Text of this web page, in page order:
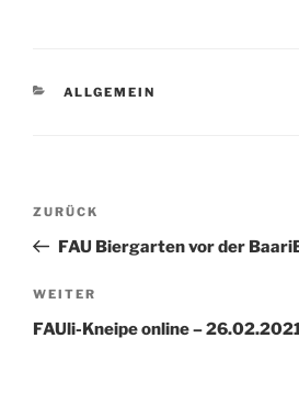
KATEGORIEN
ALLGEMEIN
Beitragsnavigation
Vorheriger
Beitrag
ZURÜCK
FAU Biergarten vor der
Nächster
Beitrag
WEITER
FAUli-Kneipe online –